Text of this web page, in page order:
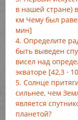
в нашей стране)
км Чему был
мин]
4. Определите
быть выведен
висел над
экваторе [42,3 ⋅
5. Солнце
сильнее, чем
является
планетой?